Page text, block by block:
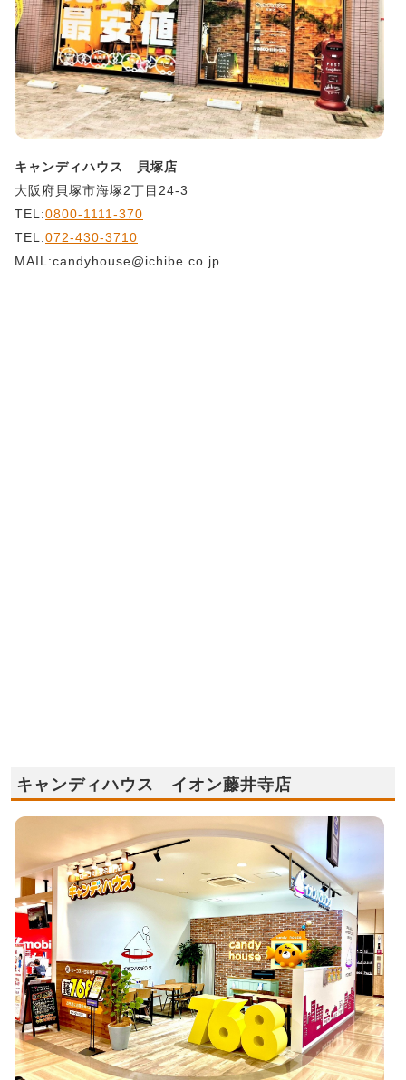
キャンディハウス 貝塚店
大阪府貝塚市海塚2丁目24-3
TEL:0800-1111-370
TEL:072-430-3710
MAIL:candyhouse@ichibe.co.jp
キャンディハウス イオン藤井寺店